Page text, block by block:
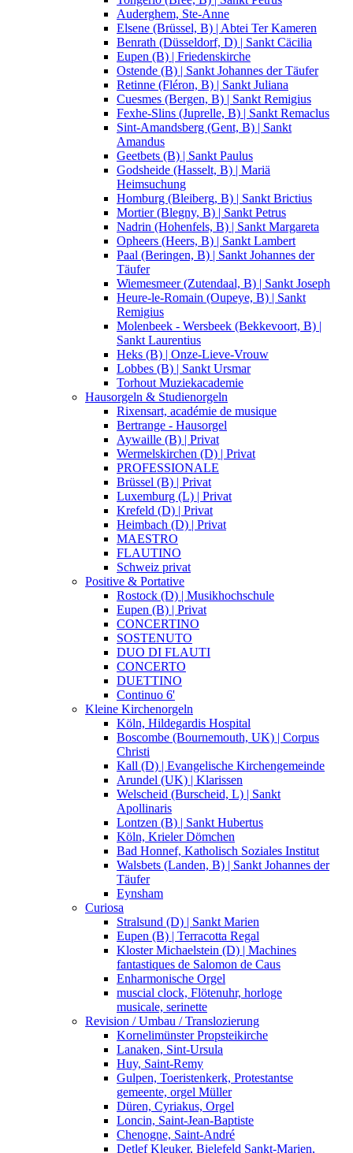
Auderghem, Ste-Anne
Elsene (Brüssel, B) | Abtei Ter Kameren
Benrath (Düsseldorf, D) | Sankt Cäcilia
Eupen (B) | Friedenskirche
Ostende (B) | Sankt Johannes der Täufer
Retinne (Fléron, B) | Sankt Juliana
Cuesmes (Bergen, B) | Sankt Remigius
Fexhe-Slins (Juprelle, B) | Sankt Remaclus
Sint-Amandsberg (Gent, B) | Sankt
Amandus
Geetbets (B) | Sankt Paulus
Godsheide (Hasselt, B) | Mariä
Heimsuchung
Homburg (Bleiberg, B) | Sankt Brictius
Mortier (Blegny, B) | Sankt Petrus
Nadrin (Hohenfels, B) | Sankt Margareta
Opheers (Heers, B) | Sankt Lambert
Paal (Beringen, B) | Sankt Johannes der
Täufer
Wiemesmeer (Zutendaal, B) | Sankt Joseph
Heure-le-Romain (Oupeye, B) | Sankt
Remigius
Molenbeek - Wersbeek (Bekkevoort, B) |
Sankt Laurentius
Heks (B) | Onze-Lieve-Vrouw
Lobbes (B) | Sankt Ursmar
Torhout Muziekacademie
Hausorgeln & Studienorgeln
Rixensart, académie de musique
Bertrange - Hausorgel
Aywaille (B) | Privat
Wermelskirchen (D) | Privat
PROFESSIONALE
Brüssel (B) | Privat
Luxemburg (L) | Privat
Krefeld (D) | Privat
Heimbach (D) | Privat
MAESTRO
FLAUTINO
Schweiz privat
Positive & Portative
Rostock (D) | Musikhochschule
Eupen (B) | Privat
CONCERTINO
SOSTENUTO
DUO DI FLAUTI
CONCERTO
DUETTINO
Continuo 6'
Kleine Kirchenorgeln
Köln, Hildegardis Hospital
Boscombe (Bournemouth, UK) | Corpus
Christi
Kall (D) | Evangelische Kirchengemeinde
Arundel (UK) | Klarissen
Welscheid (Burscheid, L) | Sankt
Apollinaris
Lontzen (B) | Sankt Hubertus
Köln, Krieler Dömchen
Bad Honnef, Katholisch Soziales Institut
Walsbets (Landen, B) | Sankt Johannes der
Täufer
Eynsham
Curiosa
Stralsund (D) | Sankt Marien
Eupen (B) | Terracotta Regal
Kloster Michaelstein (D) | Machines
fantastiques de Salomon de Caus
Enharmonische Orgel
muscial clock, Flötenuhr, horloge
musicale, serinette
Revision / Umbau / Translozierung
Kornelimünster Propsteikirche
Lanaken, Sint-Ursula
Huy, Saint-Remy
Gulpen, Toeristenkerk, Protestantse
gemeente, orgel Müller
Düren, Cyriakus, Orgel
Loncin, Saint-Jean-Baptiste
Chenogne, Saint-André
Detlef Kleuker, Bielefeld Sankt-Marien,